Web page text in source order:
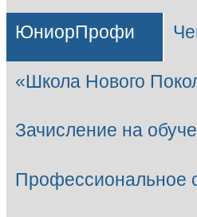
ЮниорПрофи
«Школа Нового
Зачисление на
Профессиональное